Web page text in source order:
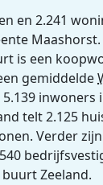
en 2.241
Maashorst.
is een
gemiddelde
5.139
telt 2.125
Verder
Zeeland.